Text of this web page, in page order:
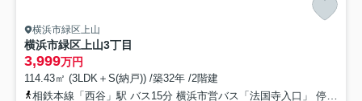
横浜市緑区上山
横浜市緑区上山3丁目
3,999万円
114.43㎡ (3LDK＋S(納戸)) /築32年 /2階建
相鉄本線「西谷」駅 バス15分 横浜市営バス「法国寺入口」 停歩15分